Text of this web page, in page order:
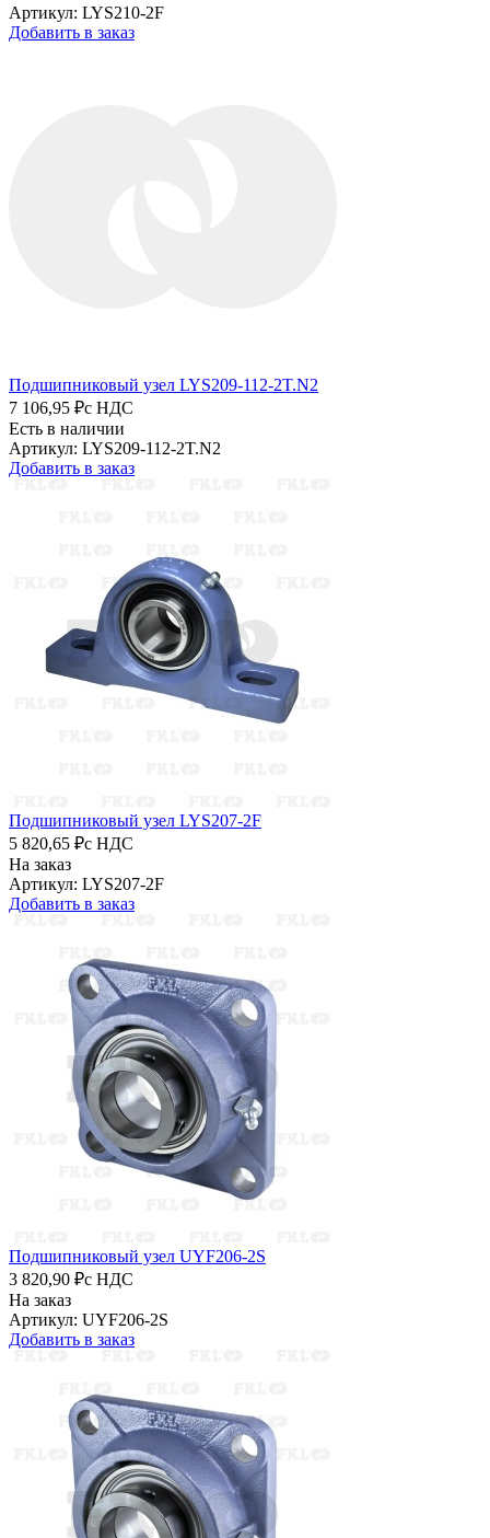
Артикул: LYS210-2F
Добавить в заказ
Подшипниковый узел LYS209-112-2T.N2
7 106,95 ₽с НДС
Есть в наличии
Артикул: LYS209-112-2T.N2
Добавить в заказ
Подшипниковый узел LYS207-2F
5 820,65 ₽с НДС
На заказ
Артикул: LYS207-2F
Добавить в заказ
Подшипниковый узел UYF206-2S
3 820,90 ₽с НДС
На заказ
Артикул: UYF206-2S
Добавить в заказ